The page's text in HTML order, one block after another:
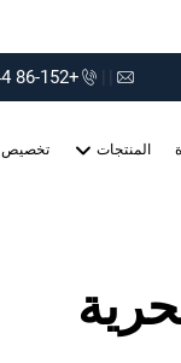
+86-152 75660044
المنتجات تخصيص